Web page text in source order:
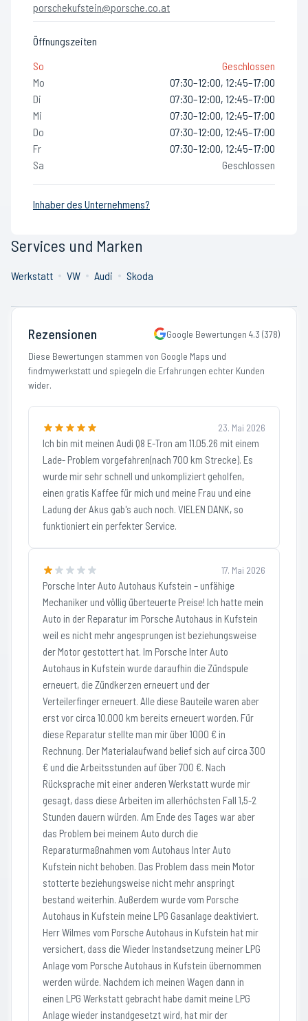
porschekufstein@porsche.co.at
Öffnungszeiten
So
Geschlossen
Mo
07:30–12:00, 12:45–17:00
Di
07:30–12:00, 12:45–17:00
Mi
07:30–12:00, 12:45–17:00
Do
07:30–12:00, 12:45–17:00
Fr
07:30–12:00, 12:45–17:00
Sa
Geschlossen
Inhaber des Unternehmens?
Services und Marken
Werkstatt VW Audi Skoda
Rezensionen Google Bewertungen 4.3 (378)
Diese Bewertungen stammen von Google Maps und
findmywerkstatt und spiegeln die Erfahrungen echter Kunden
wider.
23. Mai 2026
Ich bin mit meinen Audi Q8 E-Tron am 11.05.26 mit einem
Lade- Problem vorgefahren(nach 700 km Strecke). Es
wurde mir sehr schnell und unkompliziert geholfen,
einen gratis Kaffee für mich und meine Frau und eine
Ladung der Akus gab's auch noch. VIELEN DANK, so
funktioniert ein perfekter Service.
17. Mai 2026
Porsche Inter Auto Autohaus Kufstein – unfähige
Mechaniker und völlig überteuerte Preise! Ich hatte mein
Auto in der Reparatur im Porsche Autohaus in Kufstein
weil es nicht mehr angesprungen ist beziehungsweise
der Motor gestottert hat. Im Porsche Inter Auto
Autohaus in Kufstein wurde daraufhin die Zündspule
erneuert, die Zündkerzen erneuert und der
Verteilerfinger erneuert. Alle diese Bauteile waren aber
erst vor circa 10.000 km bereits erneuert worden. Für
diese Reparatur stellte man mir über 1000 € in
Rechnung. Der Materialaufwand belief sich auf circa 300
€ und die Arbeitsstunden auf über 700 €. Nach
Rücksprache mit einer anderen Werkstatt wurde mir
gesagt, dass diese Arbeiten im allerhöchsten Fall 1,5-2
Stunden dauern würden. Am Ende des Tages war aber
das Problem bei meinem Auto durch die
Reparaturmaßnahmen vom Autohaus Inter Auto
Kufstein nicht behoben. Das Problem dass mein Motor
stotterte beziehungsweise nicht mehr anspringt
bestand weiterhin. Außerdem wurde vom Porsche
Autohaus in Kufstein meine LPG Gasanlage deaktiviert.
Herr Wilmes vom Porsche Autohaus in Kufstein hat mir
versichert, dass die Wieder Instandsetzung meiner LPG
Anlage vom Porsche Autohaus in Kufstein übernommen
werden würde. Nachdem ich meinen Wagen dann in
einen LPG Werkstatt gebracht habe damit meine LPG
Anlage wieder instandgesetzt wird, hat mir der